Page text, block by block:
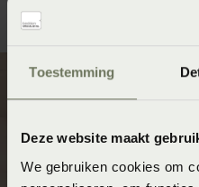
Toestemming
Deze website maakt
We gebruiken cookies om
Lees het